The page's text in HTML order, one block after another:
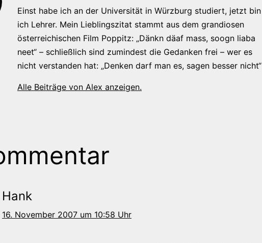
Einst habe ich an der Universität in Würzburg studiert, jetzt bin
ich Lehrer. Mein Lieblingszitat stammt aus dem grandiosen
österreichischen Film Poppitz: „Dänkn däaf mass, soogn liaba
neet“ – schließlich sind zumindest die Gedanken frei – wer es
nicht verstanden hat: „Denken darf man es, sagen besser nicht“
Alle Beiträge von Alex anzeigen.
Hank
16. November 2007 um 10:58 Uhr